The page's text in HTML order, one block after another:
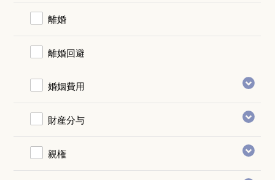
離婚
離婚回避
婚姻費用
財産分与
親権